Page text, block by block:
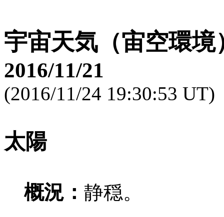
宇宙天気（宙空環境
2016/11/21
(2016/11/24 19:30:53 UT)
太陽
概況： 静穏。